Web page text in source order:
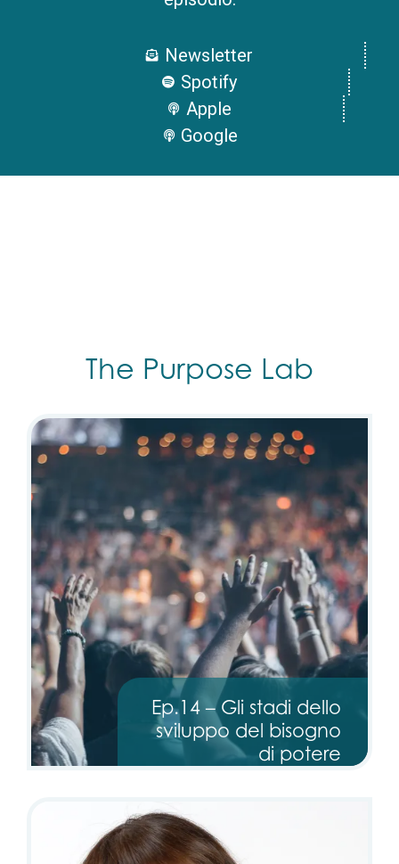
Newsletter
Spotify
Apple
Google
The Purpose Lab
Ep.14 – Gli stadi dello
sviluppo del bisogno
di potere